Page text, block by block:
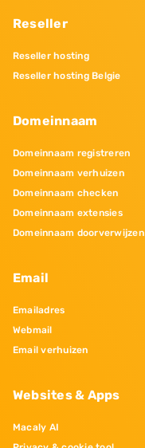
Reseller
Reseller hosting
Reseller hosting Belgie
Domeinnaam
Domeinnaam registreren
Domeinnaam verhuizen
Domeinnaam checken
Domeinnaam extensies
Domeinnaam doorverwijzen
Email
Emailadres
Webmail
Email verhuizen
Websites & Apps
Macaly AI